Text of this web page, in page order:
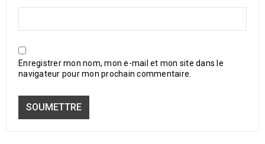
Enregistrer mon nom, mon e-mail et mon site dans le
navigateur pour mon prochain commentaire.